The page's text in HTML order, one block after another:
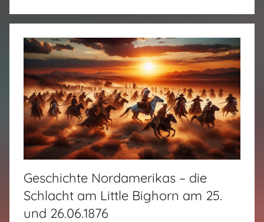
Geschichte Nordamerikas – die
Schlacht am Little Bighorn am 25.
und 26.06.1876